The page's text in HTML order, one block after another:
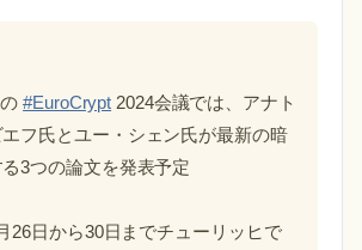
の#EuroCrypt 2024会議では、アナト
エフ氏とユー・シェン氏が最新の暗
3つの論文を発表予定
26日から30日までチューリッヒで